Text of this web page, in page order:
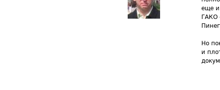
еще и
ГАКО
Но
и